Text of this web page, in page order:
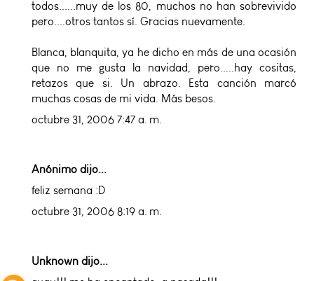
todos......muy de los 80, muchos no han sobrevivido
pero....otros tantos sí. Gracias nuevamente.
Blanca, blanquita, ya he dicho en más de una ocasión
que no me gusta la navidad, pero.....hay cositas,
retazos que si. Un abrazo. Esta canción marcó
muchas cosas de mi vida. Más besos.
octubre 31, 2006 7:47 a. m.
Anónimo dijo...
feliz semana :D
octubre 31, 2006 8:19 a. m.
Unknown dijo...